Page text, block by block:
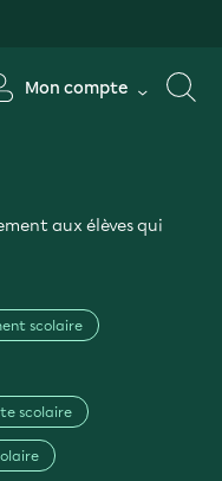
Mon compte
aux élèves qui
scolaire
scolaire